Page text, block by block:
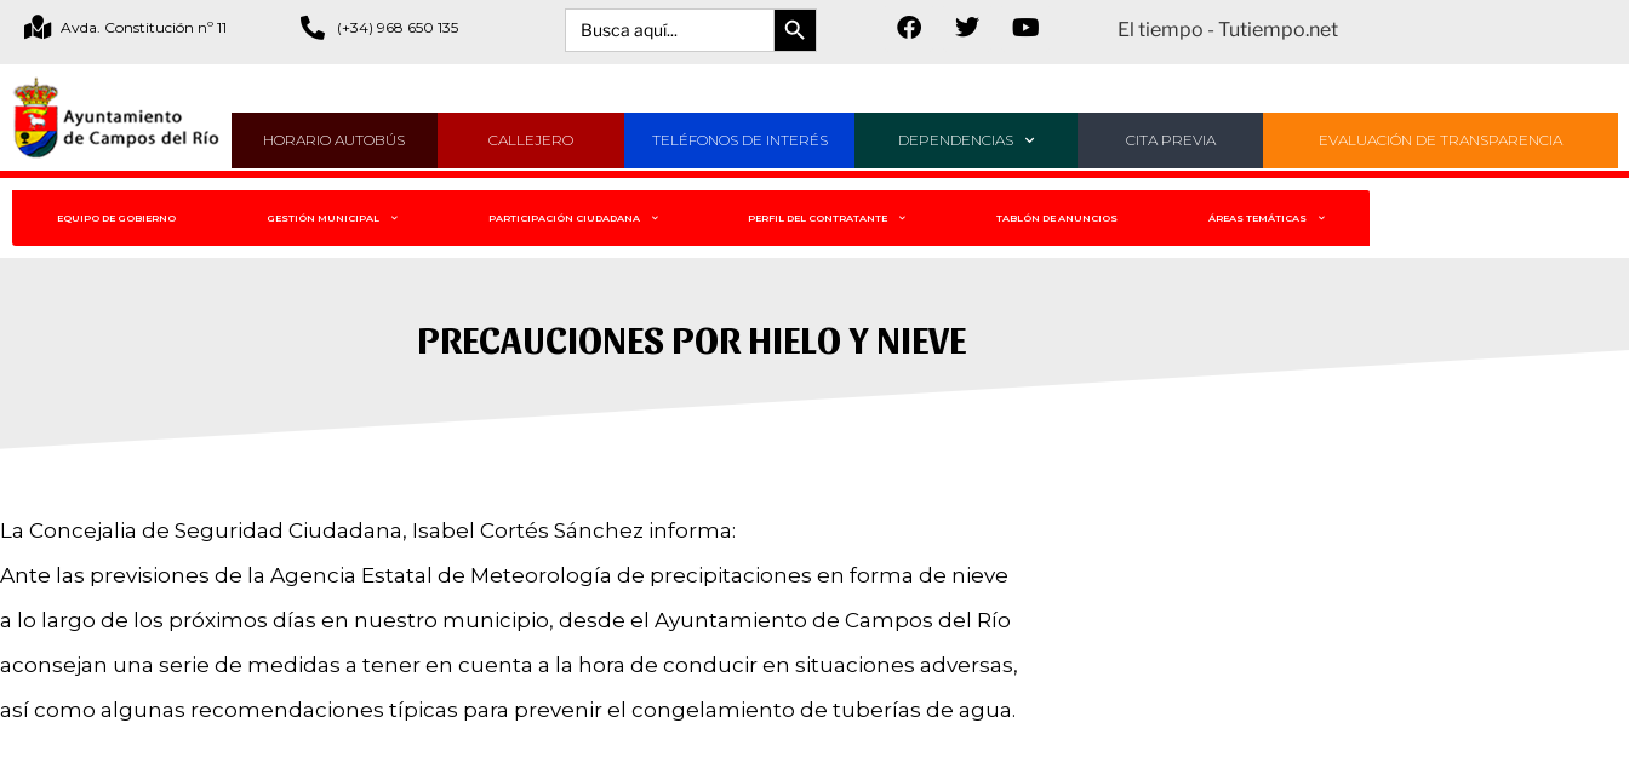
Avda. Constitución nº 11 (+34) 968 650 135 Buscar:
Botón de búsqueda
El tiempo - Tutiempo.net
HORARIO AUTOBÚS CALLEJERO TELÉFONOS DE INTERÉS DEPENDENCIAS CITA PREVIA EVALUACIÓN DE TRANSPARENCIA
EQUIPO DE GOBIERNO GESTIÓN MUNICIPAL PARTICIPACIÓN CIUDADANA PERFIL DEL CONTRATANTE TABLÓN DE ANUNCIOS ÁREAS TEMÁTICAS
PRECAUCIONES POR HIELO Y NIEVE
La Concejalia de Seguridad Ciudadana, Isabel Cortés Sánchez informa:
Ante las previsiones de la Agencia Estatal de Meteorología de precipitaciones en forma de nieve
a lo largo de los próximos días en nuestro municipio, desde el Ayuntamiento de Campos del Río
aconsejan una serie de medidas a tener en cuenta a la hora de conducir en situaciones adversas,
así como algunas recomendaciones típicas para prevenir el congelamiento de tuberías de agua.